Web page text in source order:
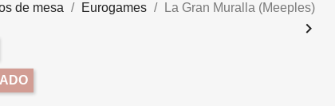
de mesa Eurogames La Gran Muralla (Meeples)
